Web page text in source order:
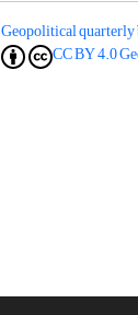
Geopolitical quarterly
CC BY 4.0